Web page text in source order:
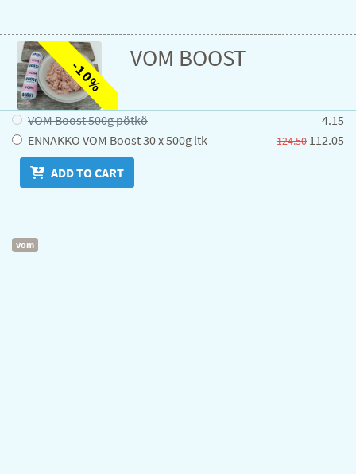
-10% VOM BOOST
VOM Boost 500g pötkö
4.15
ENNAKKO VOM Boost 30 x 500g ltk
124.50112.05
ADD TO CART
vom